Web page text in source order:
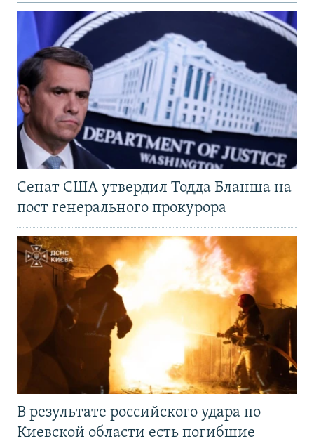
Сенат США утвердил Тодда Бланша на
пост генерального прокурора
В результате российского удара по
Киевской области есть погибшие